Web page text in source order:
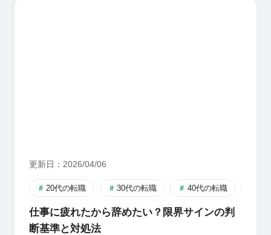
更新日 2026/04/06
20代の転職 30代の転職 40代の転職
仕事に疲れたから辞めたい？限界サインの判
断基準と対処法